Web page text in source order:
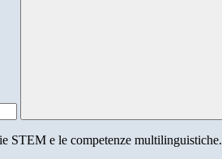
STEM e le competenze multilinguistiche.